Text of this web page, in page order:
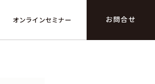
オンラインセミナー お問合せ